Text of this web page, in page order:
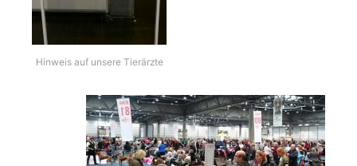
Hinweis auf unsere Tierärzte